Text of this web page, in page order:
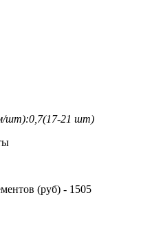
шт):0,7(17-21 шт)
(руб) - 1505